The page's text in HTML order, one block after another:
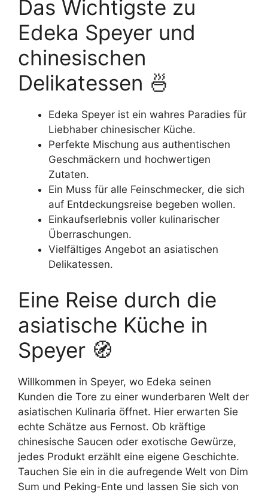
Das Wichtigste zu
Edeka Speyer und
chinesischen
Delikatessen 🍜
Edeka Speyer ist ein wahres Paradies für
Liebhaber chinesischer Küche.
Perfekte Mischung aus authentischen
Geschmäckern und hochwertigen
Zutaten.
Ein Muss für alle Feinschmecker, die sich
auf Entdeckungsreise begeben wollen.
Einkaufserlebnis voller kulinarischer
Überraschungen.
Vielfältiges Angebot an asiatischen
Delikatessen.
Eine Reise durch die
asiatische Küche in
Speyer 🧭
Willkommen in Speyer, wo Edeka seinen
Kunden die Tore zu einer wunderbaren Welt der
asiatischen Kulinaria öffnet. Hier erwarten Sie
echte Schätze aus Fernost. Ob kräftige
chinesische Saucen oder exotische Gewürze,
jedes Produkt erzählt eine eigene Geschichte.
Tauchen Sie ein in die aufregende Welt von Dim
Sum und Peking-Ente und lassen Sie sich von